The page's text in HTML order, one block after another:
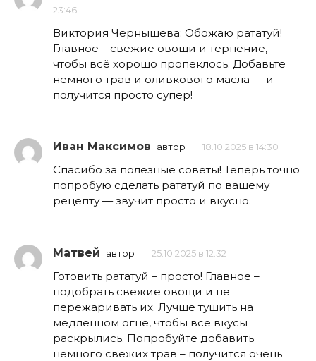
23:46
Виктория Чернышева: Обожаю рататуй!
Главное – свежие овощи и терпение,
чтобы всё хорошо пропеклось. Добавьте
немного трав и оливкового масла — и
получится просто супер!
Иван Максимов автор 18.10.2025 в 14:30
Спасибо за полезные советы! Теперь точно
попробую сделать рататуй по вашему
рецепту — звучит просто и вкусно.
Матвей автор 25.10.2025 в 12:32
Готовить рататуй – просто! Главное –
подобрать свежие овощи и не
пережаривать их. Лучше тушить на
медленном огне, чтобы все вкусы
раскрылись. Попробуйте добавить
немного свежих трав – получится очень